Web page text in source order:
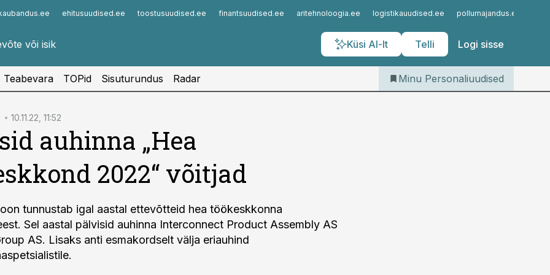
ehitusuudised.ee toostusuudised.ee finantsuudised.ee aritehnoloogia.ee logistikauudised.ee pollumajandus.ee
Küsi AI-lt Telli Logi sisse
Infopank
Iseteenindus
Telli Personaliuudised
Teabevara TOPid Sisuturundus Radar Minu Personaliuudised
10.11.22, 11:52
auhinna „Hea
2022“ võitjad
tunnustab igal aastal ettevõtteid hea töökeskkonna
Sel aastal pälvisid auhinna Interconnect Product Assembly AS
AS. Lisaks anti esmakordselt välja eriauhind